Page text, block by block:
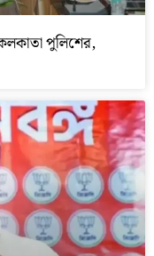
পুলিশের,